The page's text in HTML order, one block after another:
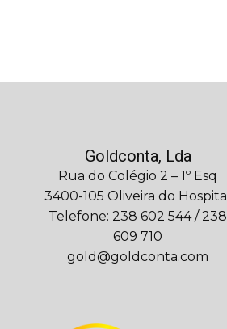
Goldconta, Lda
Rua do Colégio 2 – 1º Esq
3400-105 Oliveira do Hospital
Telefone: 238 602 544 / 238
609 710
gold@goldconta.com